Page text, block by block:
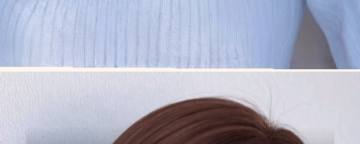
https://idep.edu.vn/app-tao-kieu-toc